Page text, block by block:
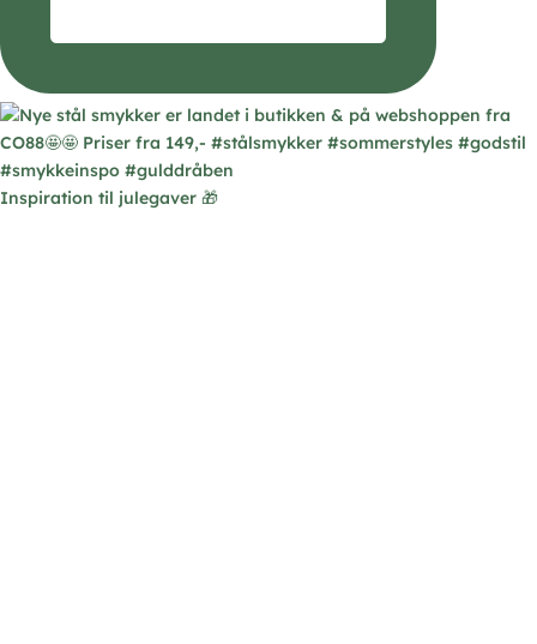
Inspiration til julegaver 🎁